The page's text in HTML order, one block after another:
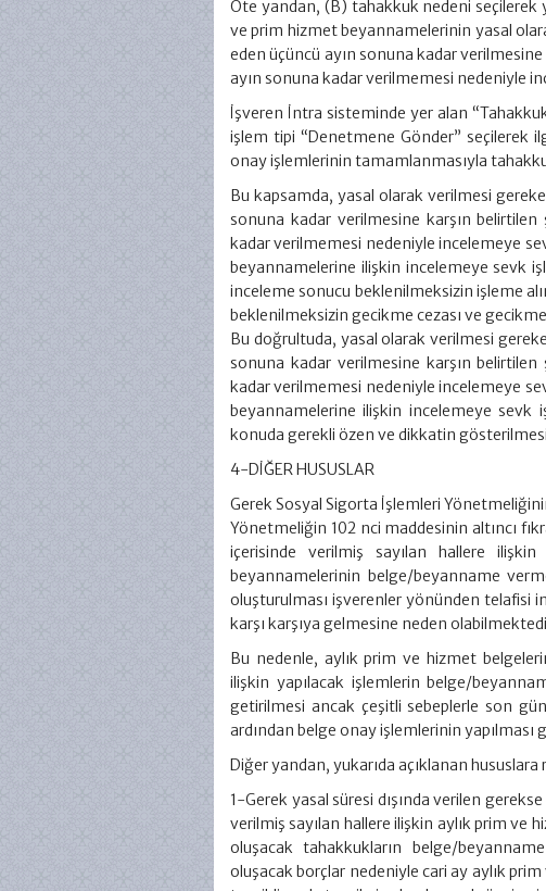
Öte yandan, (B) tahakkuk nedeni seçilerek
ve prim hizmet beyannamelerinin yasal
eden üçüncü ayın sonuna kadar
ayın sonuna kadar verilmemesi nedeniyle
İşveren İntra sisteminde yer alan
işlem tipi “Denetmene Gönder” seçilerek
onay işlemlerinin tamamlanmasıyla
Bu kapsamda, yasal olarak verilmesi
sonuna kadar verilmesine karşın
kadar verilmemesi nedeniyle incelemeye
beyannamelerine ilişkin incelemeye sevk
inceleme sonucu beklenilmeksizin işleme
beklenilmeksizin gecikme cezası ve
Bu doğrultuda, yasal olarak verilmesi
sonuna kadar verilmesine karşın
kadar verilmemesi nedeniyle incelemeye
beyannamelerine ilişkin incelemeye sevk
konuda gerekli özen ve dikkatin
4-DİĞER HUSUSLAR
Gerek Sosyal Sigorta İşlemleri
Yönetmeliğin 102 nci maddesinin altıncı
içerisinde verilmiş sayılan hallere
beyannamelerinin belge/beyanname
oluşturulması işverenler yönünden telafisi
karşı karşıya gelmesine neden
Bu nedenle, aylık prim ve hizmet
ilişkin yapılacak işlemlerin belge/
getirilmesi ancak çeşitli sebeplerle son
ardından belge onay işlemlerinin yapılması
Diğer yandan, yukarıda açıklanan hususlara
1-Gerek yasal süresi dışında verilen
verilmiş sayılan hallere ilişkin aylık prim
oluşacak tahakkukların belge/
oluşacak borçlar nedeniyle cari ay aylık